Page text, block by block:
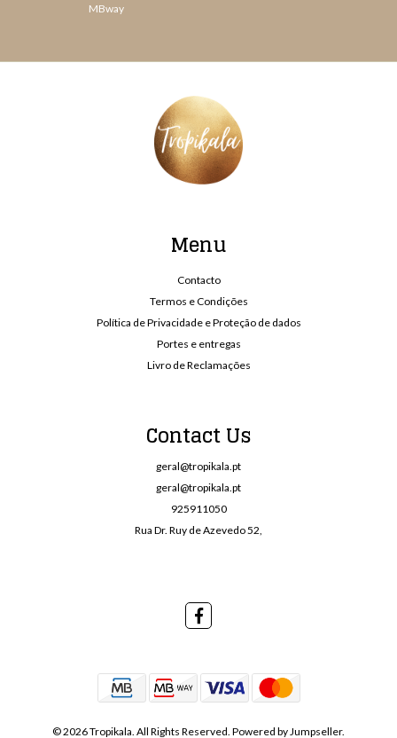
MBway
Menu
Contacto
Termos e Condições
Política de Privacidade e Proteção de dados
Portes e entregas
Livro de Reclamações
Contact Us
geral@tropikala.pt
geral@tropikala.pt
925911050
Rua Dr. Ruy de Azevedo 52,
© 2026 Tropikala. All Rights Reserved. Powered by Jumpseller.